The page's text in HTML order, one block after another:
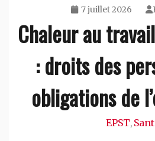
7 juillet 2026
Chaleur au
: droits des
obligations de
EPST,